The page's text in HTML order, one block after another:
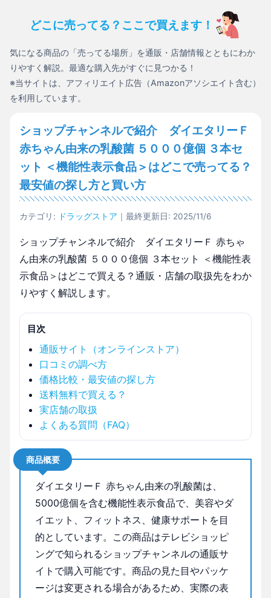
どこに売ってる？ここで買えます！
気になる商品の「売ってる場所」を通販・店舗情報とともにわか
りやすく解説。最適な購入先がすぐに見つかる！
※当サイトは、アフィリエイト広告（Amazonアソシエイト含む）
を利用しています。
ショップチャンネルで紹介 ダイエタリーＦ
赤ちゃん由来の乳酸菌 ５０００億個 ３本セ
ット ＜機能性表示食品＞はどこで売ってる？
最安値の探し方と買い方
カテゴリ: ドラッグストア ｜最終更新日: 2025/11/6
ショップチャンネルで紹介 ダイエタリーＦ 赤ちゃ
ん由来の乳酸菌 ５０００億個 ３本セット ＜機能性表
示食品＞はどこで買える？通販・店舗の取扱先をわか
りやすく解説します。
目次
通販サイト（オンラインストア）
口コミの調べ方
価格比較・最安値の探し方
送料無料で買える？
実店舗の取扱
よくある質問（FAQ）
商品概要
ダイエタリーＦ 赤ちゃん由来の乳酸菌は、
5000億個を含む機能性表示食品で、美容やダ
イエット、フィットネス、健康サポートを目
的としています。この商品はテレビショッピ
ングで知られるショップチャンネルの通販サ
イトで購入可能です。商品の見た目やパッケ
ージは変更される場合があるため、実際の表